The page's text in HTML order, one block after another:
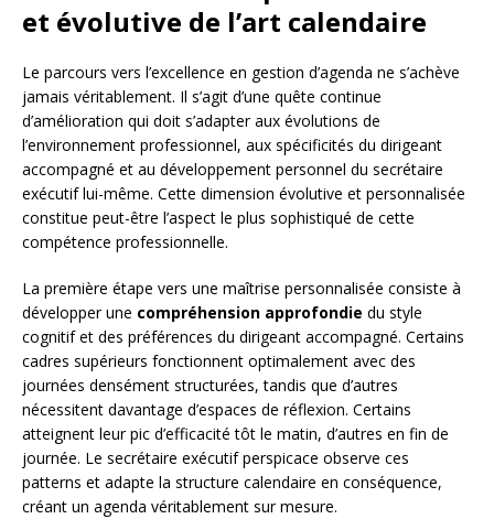
et évolutive de l’art calendaire
Le parcours vers l’excellence en gestion d’agenda ne s’achève
jamais véritablement. Il s’agit d’une quête continue
d’amélioration qui doit s’adapter aux évolutions de
l’environnement professionnel, aux spécificités du dirigeant
accompagné et au développement personnel du secrétaire
exécutif lui-même. Cette dimension évolutive et personnalisée
constitue peut-être l’aspect le plus sophistiqué de cette
compétence professionnelle.
La première étape vers une maîtrise personnalisée consiste à
développer une compréhension approfondie du style
cognitif et des préférences du dirigeant accompagné. Certains
cadres supérieurs fonctionnent optimalement avec des
journées densément structurées, tandis que d’autres
nécessitent davantage d’espaces de réflexion. Certains
atteignent leur pic d’efficacité tôt le matin, d’autres en fin de
journée. Le secrétaire exécutif perspicace observe ces
patterns et adapte la structure calendaire en conséquence,
créant un agenda véritablement sur mesure.